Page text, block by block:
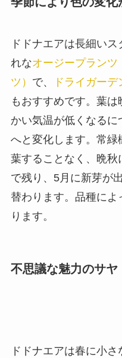
ドドナエアは長細い
れなオージープランツ
ツ） で、 ドライガーデ
もおすすめです。葉
かい気温が低くなる
へと変化します。常
葉することなく、晩秋
で残り、5月に新芽が
替わります。品種に
ります。
不思議な魅力のサヤ
ドドナエアは春に小